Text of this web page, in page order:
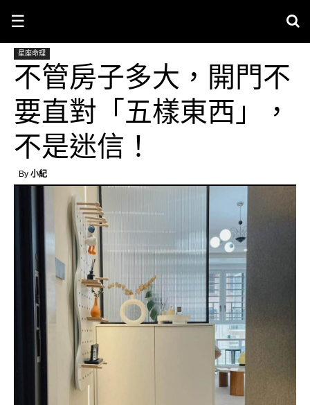
☰
星座命理
不管房子多大，開門不
要直對「五樣東西」，
不是迷信！
By 小紀